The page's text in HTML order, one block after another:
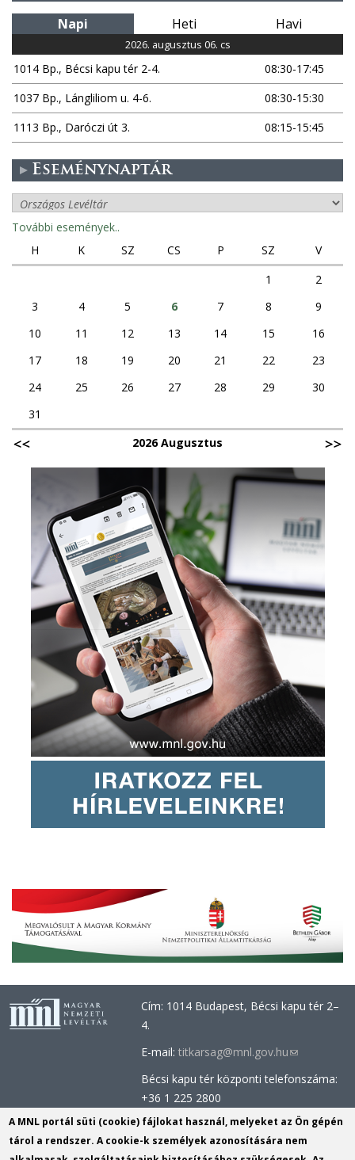
Napi Heti Havi
2026. augusztus 06. cs
1014 Bp., Bécsi kapu tér 2-4.
08:30-17:45
1037 Bp., Lángliliom u. 4-6.
08:30-15:30
1113 Bp., Daróczi út 3.
08:15-15:45
Eseménynaptár
További események..
H
K SZ CS P SZ
V
1
2
3
4 5 6 7 8
9
10
11 12 13 14 15
16
17
18 19 20 21 22
23
24
25 26 27 28 29
30
31
2026 Augusztus
Cím: 1014 Budapest, Bécsi kapu tér 2–
4.
E-mail:titkarsag@mnl.gov.hu(link
sends
mail)
Bécsi kapu tér központi telefonszáma:
+36 1 225 2800
Óbudai épület központi telefonszáma:
+36 1 437 0660
A MNL portál süti (cookie) fájlokat használ, melyeket az Ön gépén
tárol a rendszer. A cookie-k személyek azonosítására nem